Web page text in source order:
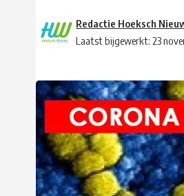
Laatst bijgewerkt: 23
Redactie Hoeksch